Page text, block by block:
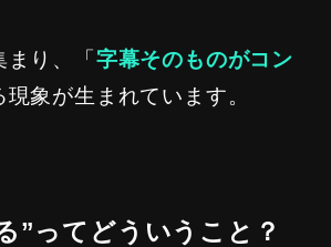
り、「 字幕そのものがコン
現象が生まれています。
”ってどういうこと？